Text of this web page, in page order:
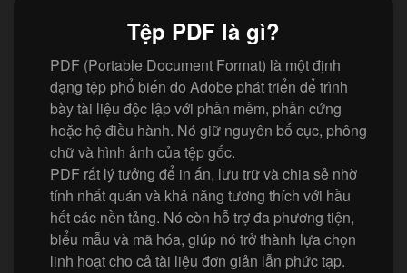
Tệp PDF là gì?
PDF (Portable Document Format) là một định
dạng tệp phổ biến do Adobe phát triển để trình
bày tài liệu độc lập với phần mềm, phần cứng
hoặc hệ điều hành. Nó giữ nguyên bố cục, phông
chữ và hình ảnh của tệp gốc.
PDF rất lý tưởng để in ấn, lưu trữ và chia sẻ nhờ
tính nhất quán và khả năng tương thích với hầu
hết các nền tảng. Nó còn hỗ trợ đa phương tiện,
biểu mẫu và mã hóa, giúp nó trở thành lựa chọn
linh hoạt cho cả tài liệu đơn giản lẫn phức tạp.